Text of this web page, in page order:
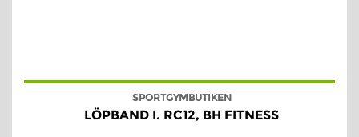
SPORTGYMBUTIKEN
LÖPBAND I. RC12, BH FITNESS